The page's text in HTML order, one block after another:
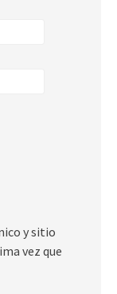
y sitio
vez que